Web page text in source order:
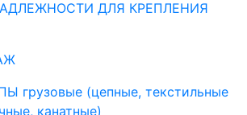
ДЛЯ КРЕПЛЕНИЯ
грузовые (цепные, текстильные
канатные)